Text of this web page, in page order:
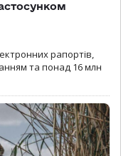
рапортів,
та понад 16 млн